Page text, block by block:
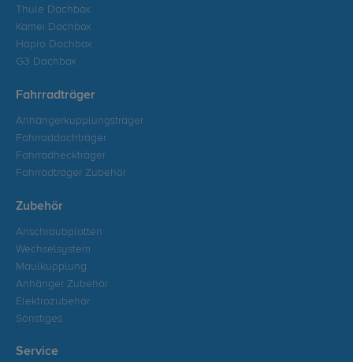
Thule Dachbox
Kamei Dachbox
Hapro Dachbox
G3 Dachbox
Fahrradträger
Anhängerkupplungsträger
Fahrraddachträger
Fahrradheckträger
Fahrradträger Zubehör
Zubehör
Anschraubplatten
Wechselsystem
Maulkupplung
Anhänger Zubehör
Elektrozubehör
Sonstiges
Service